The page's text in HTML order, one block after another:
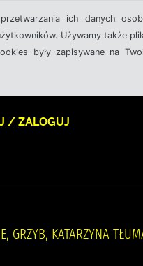
ich danych
Używamy także
były zapisywane na
/ ZALOGUJ
GRZYB, KATARZYNA